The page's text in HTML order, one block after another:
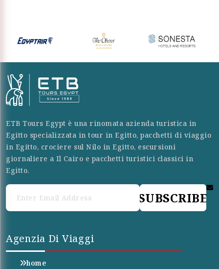
ETB Tours Egypt è una rinomata azienda turistica in
Egitto specializzata in tour in Egitto, pacchetti di viaggio
in Egitto, crociere sul Nilo in Egitto, escursioni
giornaliere a Il Cairo e pacchetti turistici classici in
Egitto.
SUBSCRIBE
Agenzia Di Viaggi
home